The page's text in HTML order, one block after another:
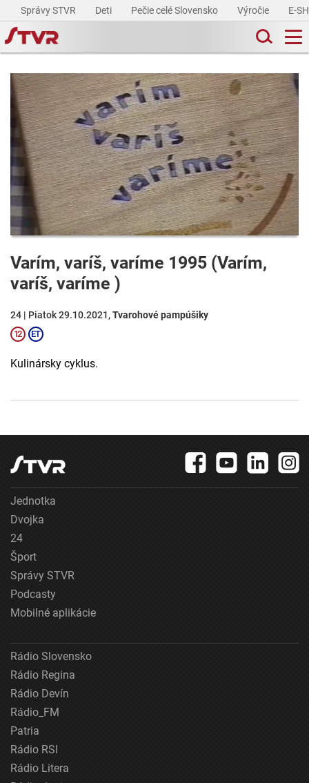
Správy STVR Deti Pečie celé Slovensko Výročie E-
Varím, varíš, varíme 1995 (Varím,
varíš, varíme )
24 | Piatok 29.10.2021,Tvarohové pampúšiky
Kulinársky cyklus.
Jednotka
Dvojka
24
Šport
Správy STVR
Podcasty
Mobilné aplikácie
Rádio Slovensko
Rádio Regina
Rádio Devín
Rádio_FM
Patria
Rádio RSI
Rádio Litera